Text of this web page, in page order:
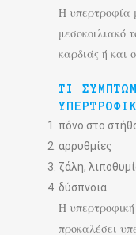
Η υπερτροφία
μεσοκοιλιακό
καρδιάς ή και
ΤΙ
πόνο στο
αρρυθμίες
ζάλη,
δύσπνοια
Η
προκαλέσει